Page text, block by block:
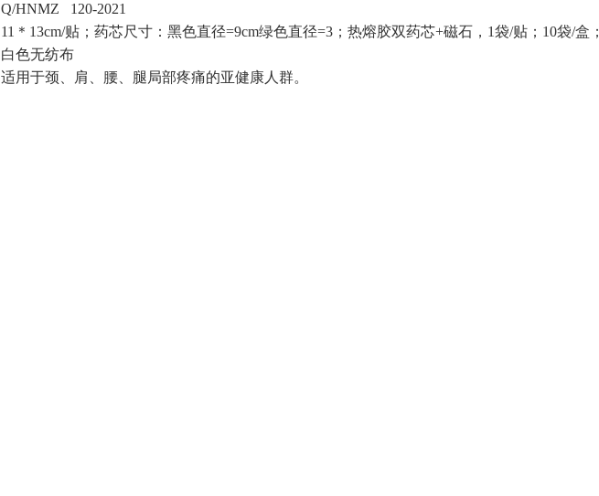
Q/HNMZ 120-2021
11＊13cm/贴；药芯尺寸：黑色直径=9cm绿色直径=3；热熔胶双药芯+磁石，1袋/贴；10袋/盒；
白色无纺布
适用于颈、肩、腰、腿局部疼痛的亚健康人群。